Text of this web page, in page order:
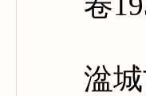
湓城古